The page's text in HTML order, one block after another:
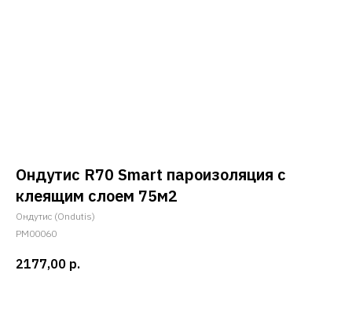
Ондутис R70 Smart пароизоляция с
клеящим слоем 75м2
Ондутис (Ondutis)
PM00060
2177,00 р.